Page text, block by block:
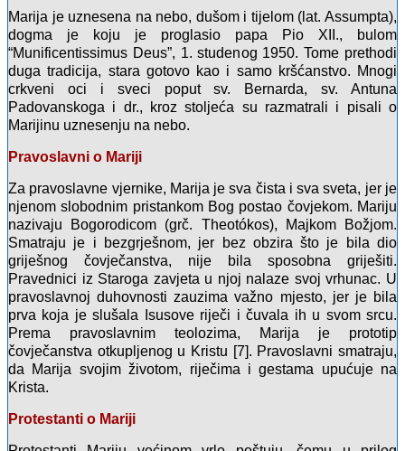
Marija je uznesena na nebo, dušom i tijelom (lat. Assumpta),
dogma je koju je proglasio papa Pio XII., bulom
“Munificentissimus Deus”, 1. studenog 1950. Tome prethodi
duga tradicija, stara gotovo kao i samo kršćanstvo. Mnogi
crkveni oci i sveci poput sv. Bernarda, sv. Antuna
Padovanskoga i dr., kroz stoljeća su razmatrali i pisali o
Marijinu uznesenju na nebo.
Pravoslavni o Mariji
Za pravoslavne vjernike, Marija je sva čista i sva sveta, jer je
njenom slobodnim pristankom Bog postao čovjekom. Mariju
nazivaju Bogorodicom (grč. Theotókos), Majkom Božjom.
Smatraju je i bezgrješnom, jer bez obzira što je bila dio
griješnog čovječanstva, nije bila sposobna griješiti.
Pravednici iz Staroga zavjeta u njoj nalaze svoj vrhunac. U
pravoslavnoj duhovnosti zauzima važno mjesto, jer je bila
prva koja je slušala Isusove riječi i čuvala ih u svom srcu.
Prema pravoslavnim teolozima, Marija je prototip
čovječanstva otkupljenog u Kristu [7]. Pravoslavni smatraju,
da Marija svojim životom, riječima i gestama upućuje na
Krista.
Protestanti o Mariji